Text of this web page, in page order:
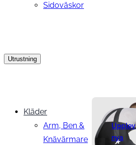
Sidoväskor
Utrustning
Kläder
Arm, Ben &
Knävärmare
Upplev
nya